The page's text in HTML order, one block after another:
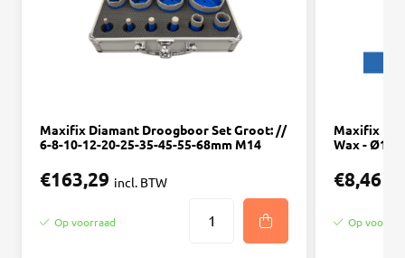
Maxifix Diamant Droogboor Set Groot: //
6-8-10-12-20-25-35-45-55-68mm M14
€163,29 incl. BTW
Op voorraad
Maxifix
Wax -
€8,46
Op